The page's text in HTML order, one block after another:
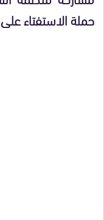
حملة الاستفتاء على دستور